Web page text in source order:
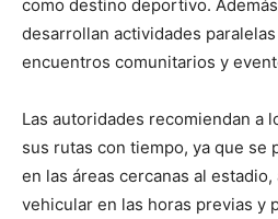
como destino deportivo.
desarrollan actividades
encuentros comunitarios y
Las autoridades recomiendan a
sus rutas con tiempo, ya que se
en las áreas cercanas al
vehicular en las horas previas y